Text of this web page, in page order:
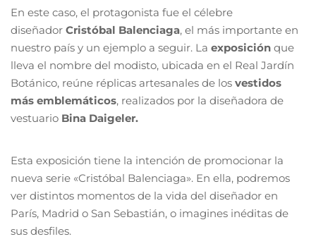
En este caso, el protagonista fue el célebre
diseñador Cristóbal Balenciaga, el más importante en
nuestro país y un ejemplo a seguir. La exposición que
lleva el nombre del modisto, ubicada en el Real Jardín
Botánico, reúne réplicas artesanales de los vestidos
más emblemáticos, realizados por la diseñadora de
vestuario Bina Daigeler.
Esta exposición tiene la intención de promocionar la
nueva serie «Cristóbal Balenciaga». En ella, podremos
ver distintos momentos de la vida del diseñador en
París, Madrid o San Sebastián, o imagines inéditas de
sus desfiles.